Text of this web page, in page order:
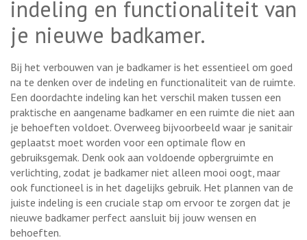
indeling en functionaliteit van
je nieuwe badkamer.
Bij het verbouwen van je badkamer is het essentieel om goed
na te denken over de indeling en functionaliteit van de ruimte.
Een doordachte indeling kan het verschil maken tussen een
praktische en aangename badkamer en een ruimte die niet aan
je behoeften voldoet. Overweeg bijvoorbeeld waar je sanitair
geplaatst moet worden voor een optimale flow en
gebruiksgemak. Denk ook aan voldoende opbergruimte en
verlichting, zodat je badkamer niet alleen mooi oogt, maar
ook functioneel is in het dagelijks gebruik. Het plannen van de
juiste indeling is een cruciale stap om ervoor te zorgen dat je
nieuwe badkamer perfect aansluit bij jouw wensen en
behoeften.